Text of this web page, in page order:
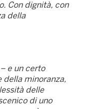
Con dignità, con
della
e un certo
della minoranza,
delle
di uno